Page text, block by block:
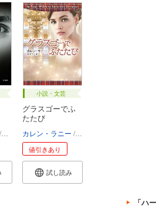
池田真紀子
小説・文芸
グラスゴーでふ
たたび
カレン・ラニー
値引きあり
試し読み
「ハ